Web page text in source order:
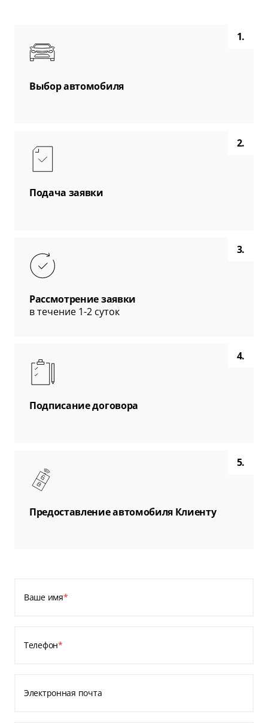
1.
Выбор автомобиля
2.
Подача заявки
3.
Рассмотрение заявки
в течение 1-2 суток
4.
Подписание договора
5.
Предоставление автомобиля Клиенту
Ваше имя*
Телефон*
Электронная почта